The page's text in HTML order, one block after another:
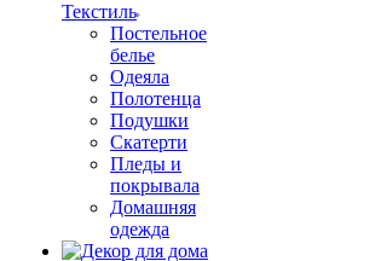
Текстиль
Постельное
белье
Одеяла
Полотенца
Подушки
Скатерти
Пледы и
покрывала
Домашняя
одежда